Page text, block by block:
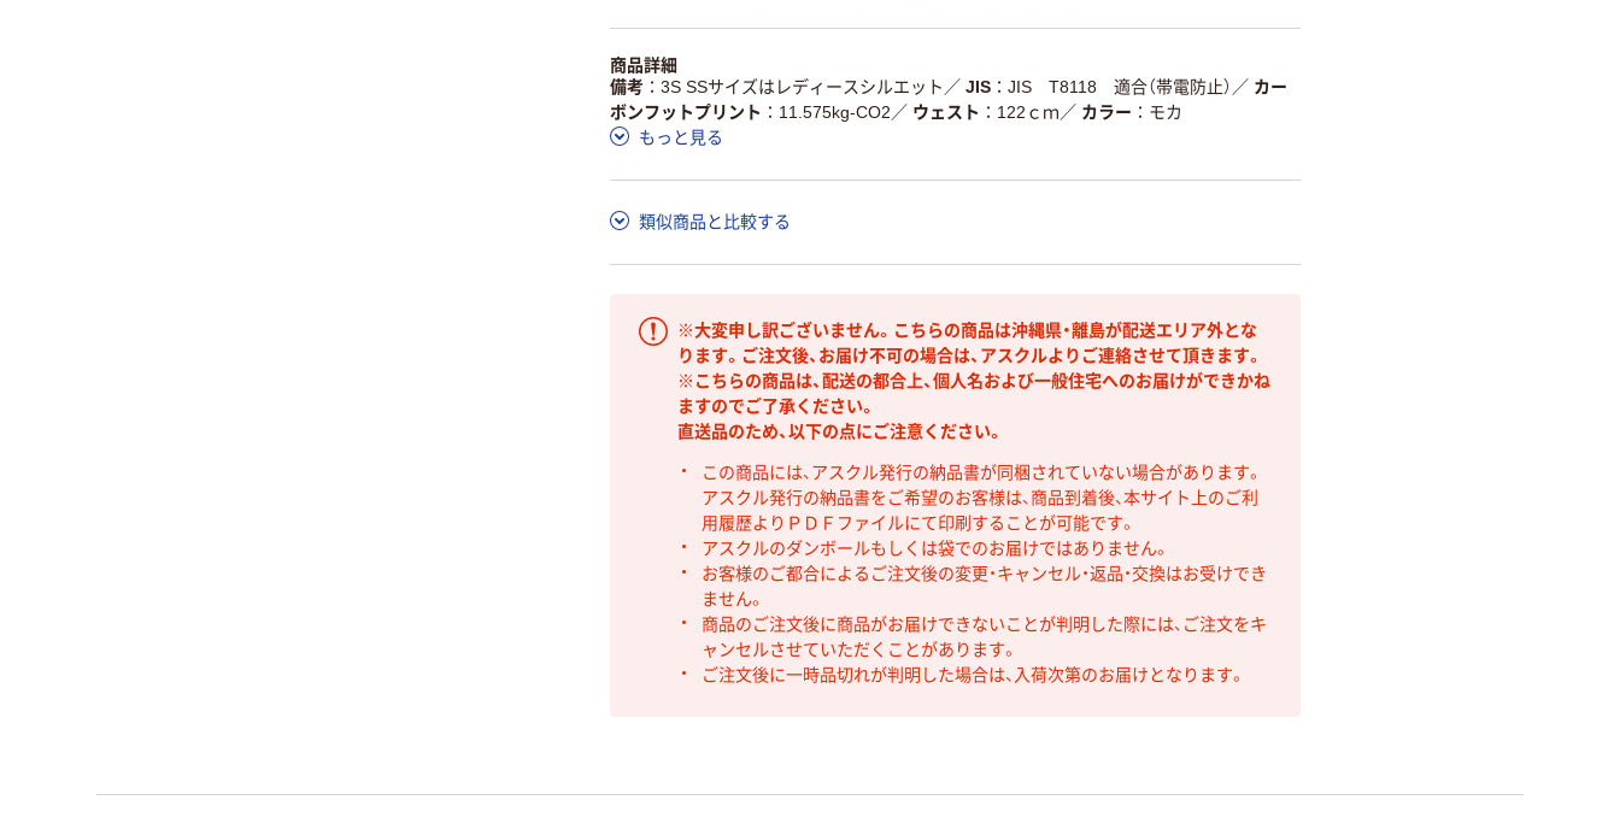
商品詳細
備考
3S SSサイズはレディースシルエット ／ JIS JIS T8118 適合（帯電防止） ／ カー
ボンフットプリント
11.575kg-CO2 ／ ウェスト 122ｃｍ ／ カラー
モカ
もっと見る
類似商品と比較する
※大変申し訳ございません。こちらの商品は沖縄県・離島が配送エリア外とな
ります。ご注文後、お届け不可の場合は、アスクルよりご連絡させて頂きます。
※こちらの商品は、配送の都合上、個人名および一般住宅へのお届けができかね
ますのでご了承ください。
直送品のため、以下の点にご注意ください。
この商品には、アスクル発行の納品書が同梱されていない場合があります。
アスクル発行の納品書をご希望のお客様は、商品到着後、本サイト上のご利
用履歴よりＰＤＦファイルにて印刷することが可能です。
アスクルのダンボールもしくは袋でのお届けではありません。
お客様のご都合によるご注文後の変更・キャンセル・返品・交換はお受けでき
ません。
商品のご注文後に商品がお届けできないことが判明した際には、ご注文をキ
ャンセルさせていただくことがあります。
ご注文後に一時品切れが判明した場合は、入荷次第のお届けとなります。